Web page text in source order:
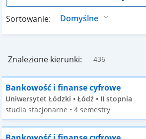
Sortowanie:
Znalezione kierunki: 436
Bankowość i finanse cyfrowe
Uniwersytet Łódzki • Łódź • II stopnia
studia stacjonarne • 4 semestry